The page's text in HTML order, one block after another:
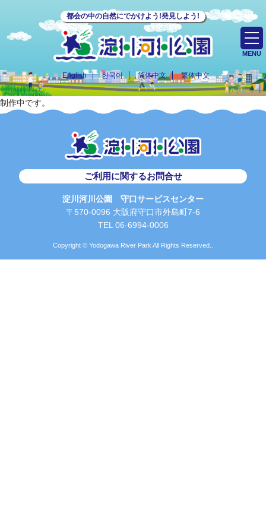
都会の中の自然にでかけよう!発見しよう!
English 한국어 简体中文 繁体中文
MENU
制作中です。
ご利用に関するお問合せ
淀川河川公園 守口サービスセンター
〒570-0096 大阪府守口市外島町7-6
TEL 06-6994-0006
Copyright © Yodogawa River Park All Rights Reserved..